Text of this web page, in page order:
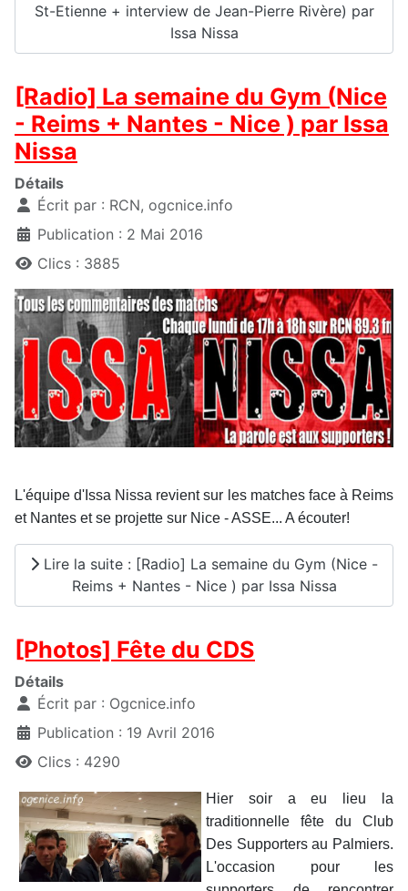
St-Etienne + interview de Jean-Pierre Rivère) par
Issa Nissa
[Radio] La semaine du Gym (Nice
- Reims + Nantes - Nice ) par Issa
Nissa
Détails
Écrit par : RCN, ogcnice.info
Publication : 2 Mai 2016
Clics : 3885
L'équipe d'Issa Nissa revient sur les matches face à Reims
et Nantes et se projette sur Nice - ASSE... A écouter!
Lire la suite : [Radio] La semaine du Gym (Nice -
Reims + Nantes - Nice ) par Issa Nissa
[Photos] Fête du CDS
Détails
Écrit par : Ogcnice.info
Publication : 19 Avril 2016
Clics : 4290
Hier soir a eu lieu la
traditionnelle fête du Club
Des Supporters au Palmiers.
L'occasion pour les